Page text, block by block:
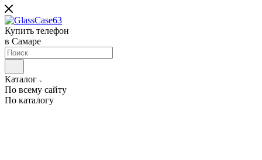
Купить телефон
в Самаре
Каталог
По всему сайту
По каталогу